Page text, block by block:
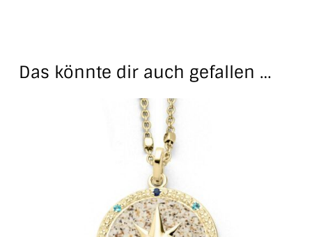
Das könnte dir auch gefallen …